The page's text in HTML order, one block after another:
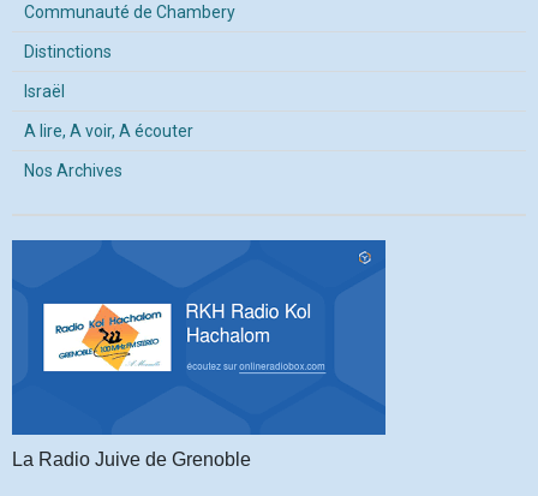
Communauté de Chambery
Distinctions
Israël
A lire, A voir, A écouter
Nos Archives
La Radio Juive de Grenoble